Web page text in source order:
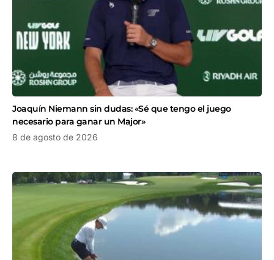
Joaquín Niemann sin dudas: «Sé que tengo el juego
necesario para ganar un Major»
8 de agosto de 2026